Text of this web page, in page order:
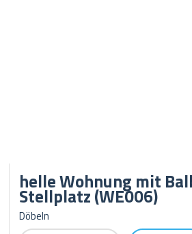
helle Wohnung mit
Stellplatz (WE006)
Döbeln